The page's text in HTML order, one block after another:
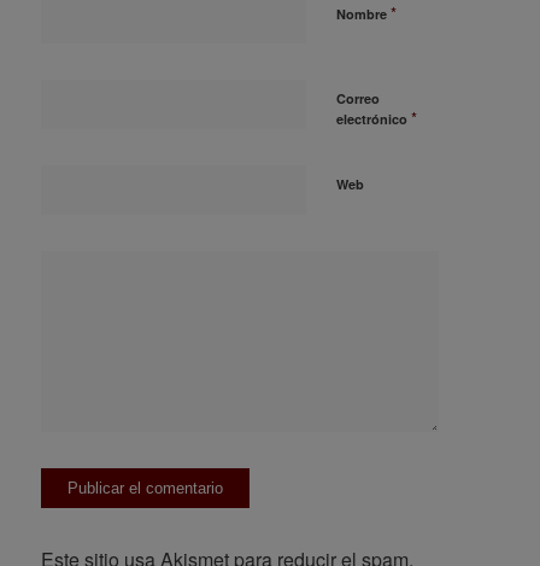
Nombre *
Correo
electrónico *
Web
Este sitio usa Akismet para reducir el spam.